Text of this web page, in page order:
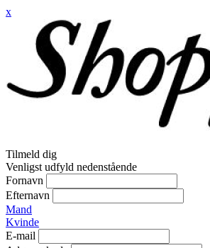
x
Tilmeld dig
Venligst udfyld nedenstående
Fornavn
Efternavn
Mand
Kvinde
E-mail